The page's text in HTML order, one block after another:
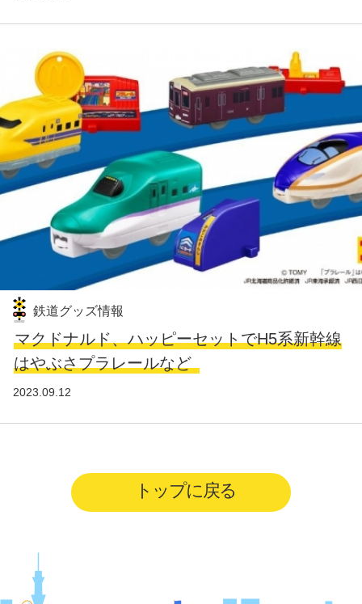
鉄道グッズ情報
マクドナルド、ハッピーセットでH5系新幹線
はやぶさプラレールなど
2023.09.12
トップに戻る